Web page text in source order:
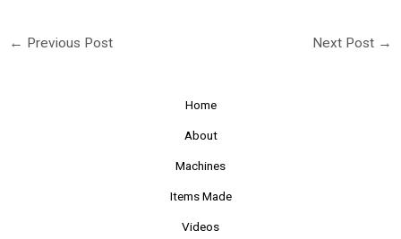
← Previous Post Next Post →
Home
About
Machines
Items Made
Videos